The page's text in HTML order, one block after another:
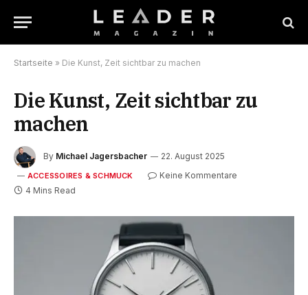
Startseite » Die Kunst, Zeit sichtbar zu machen
Die Kunst, Zeit sichtbar zu
machen
By Michael Jagersbacher 22. August 2025
ACCESSOIRES & SCHMUCK
Keine Kommentare
4 Mins Read